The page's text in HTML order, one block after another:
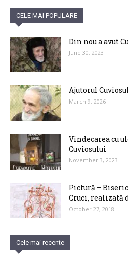
CELE MAI POPULARE
Din nou a avut
June 30, 2023
Ajutorul
March 9, 2026
Vindecarea cu
Cuviosului
November 3, 2023
Pictură –
Cruci, realizată
October 27, 2018
Cele mai recente